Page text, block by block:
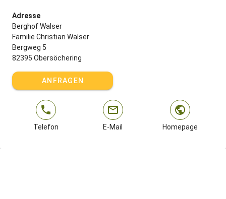
Adresse
Berghof Walser
Familie Christian Walser
Bergweg 5
82395 Obersöchering
ANFRAGEN
Telefon E-Mail Homepage